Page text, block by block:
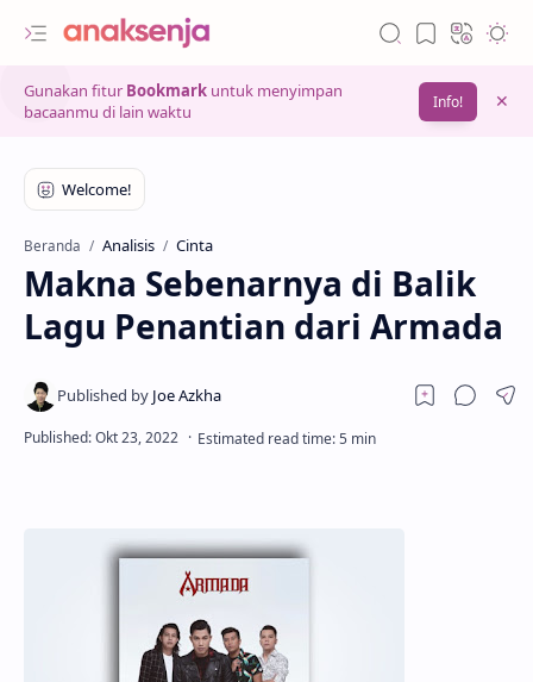
Gunakan fitur Bookmark untuk menyimpan
bacaanmu di lain waktu
Info!
Beranda Analisis Cinta
Makna Sebenarnya di Balik
Lagu Penantian dari Armada